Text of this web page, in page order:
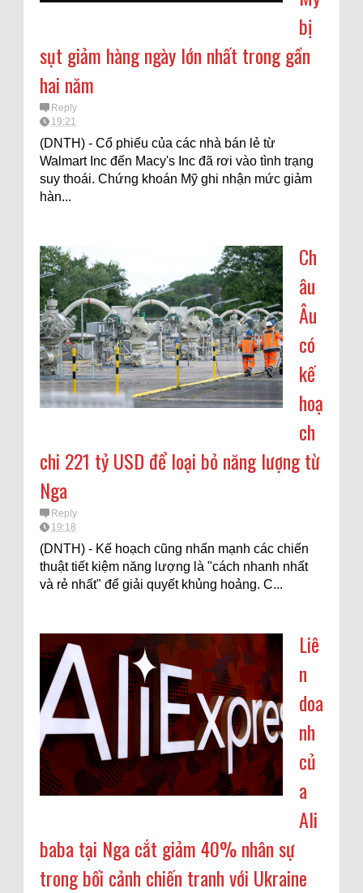
bị
sụt giảm hàng ngày lớn nhất trong gần
hai năm
Reply
19:21
(DNTH) - Cổ phiếu của các nhà bán lẻ từ
Walmart Inc đến Macy's Inc đã rơi vào tình trạng
suy thoái. Chứng khoán Mỹ ghi nhận mức giảm
hàn...
Ch
âu
Âu
có
kế
hoạ
ch
chi 221 tỷ USD để loại bỏ năng lượng từ
Nga
Reply
19:18
(DNTH) - Kế hoạch cũng nhấn mạnh các chiến
thuật tiết kiệm năng lượng là "cách nhanh nhất
và rẻ nhất" để giải quyết khủng hoảng. C...
Liê
n
doa
nh
củ
a
Ali
baba tại Nga cắt giảm 40% nhân sự
trong bối cảnh chiến tranh với Ukraine